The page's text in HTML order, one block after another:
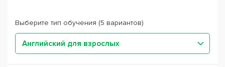
Выберите тип обучения (5 вариантов)
Английский для взрослых